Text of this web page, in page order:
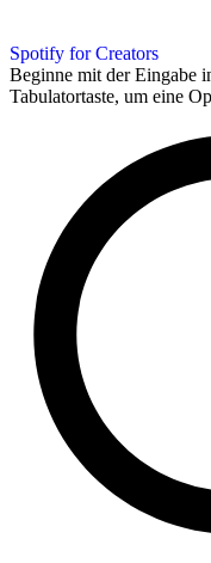
Spotify for Creators
Beginne mit der Eingabe
Tabulatortaste, um eine